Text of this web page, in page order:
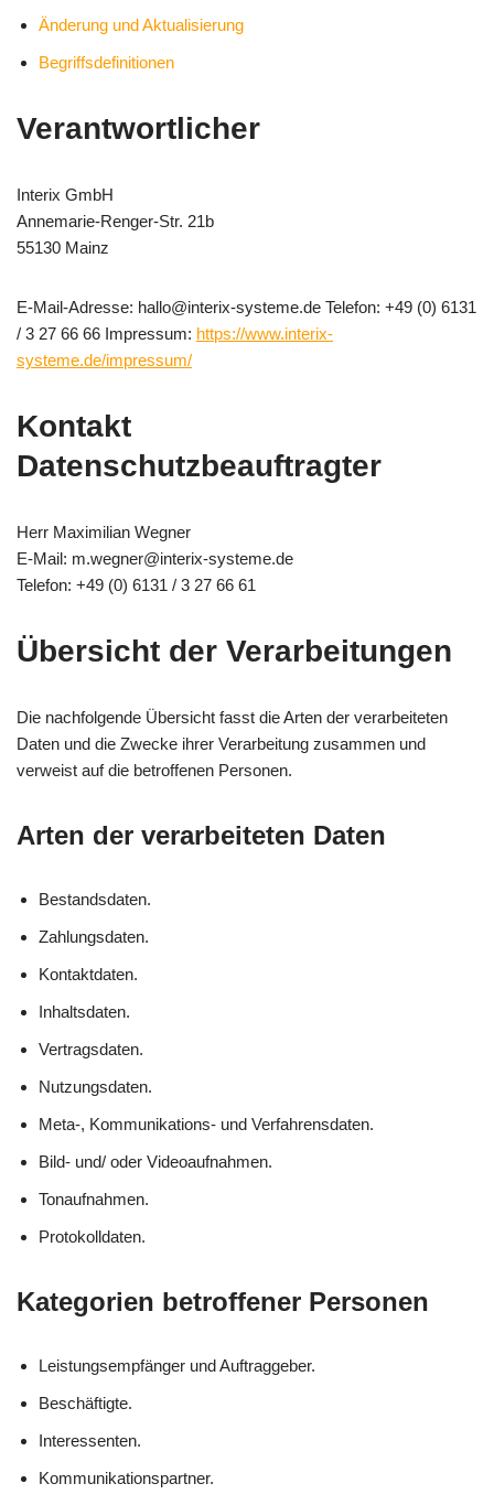
Änderung und Aktualisierung
Begriffsdefinitionen
Verantwortlicher
Interix GmbH
Annemarie-Renger-Str. 21b
55130 Mainz
E-Mail-Adresse: hallo@interix-systeme.de Telefon: +49 (0) 6131
/ 3 27 66 66 Impressum: https://www.interix-
systeme.de/impressum/
Kontakt
Datenschutzbeauftragter
Herr Maximilian Wegner
E-Mail: m.wegner@interix-systeme.de
Telefon: +49 (0) 6131 / 3 27 66 61
Übersicht der Verarbeitungen
Die nachfolgende Übersicht fasst die Arten der verarbeiteten
Daten und die Zwecke ihrer Verarbeitung zusammen und
verweist auf die betroffenen Personen.
Arten der verarbeiteten Daten
Bestandsdaten.
Zahlungsdaten.
Kontaktdaten.
Inhaltsdaten.
Vertragsdaten.
Nutzungsdaten.
Meta-, Kommunikations- und Verfahrensdaten.
Bild- und/ oder Videoaufnahmen.
Tonaufnahmen.
Protokolldaten.
Kategorien betroffener Personen
Leistungsempfänger und Auftraggeber.
Beschäftigte.
Interessenten.
Kommunikationspartner.